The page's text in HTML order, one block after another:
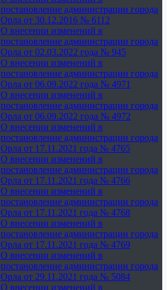
постановление администрации города
Орла от 30.12.2016 № 6112
О внесении изменений в
постановление администрации города
Орла от 02.03.2022 года № 945
О внесении изменений в
постановление администрации города
Орла от 06.09.2022 года № 4971
О внесении изменений в
постановление администрации города
Орла от 06.09.2022 года № 4972
О внесении изменений в
постановление администрации города
Орла от 17.11.2021 года № 4765
О внесении изменений в
постановление администрации города
Орла от 17.11.2021 года № 4766
О внесении изменений в
постановление администрации города
Орла от 17.11.2021 года № 4768
О внесении изменений в
постановление администрации города
Орла от 17.11.2021 года № 4769
О внесении изменений в
постановление администрации города
Орла от 29.11.2021 года № 5084
О внесении изменений в